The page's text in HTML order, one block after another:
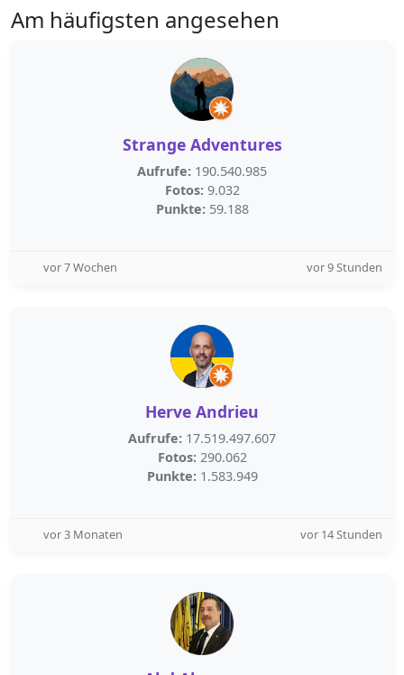
Am häufigsten angesehen
Strange Adventures
Aufrufe: 190.540.985
Fotos: 9.032
Punkte: 59.188
vor 7 Wochen vor 9 Stunden
Herve Andrieu
Aufrufe: 17.519.497.607
Fotos: 290.062
Punkte: 1.583.949
vor 3 Monaten vor 14 Stunden